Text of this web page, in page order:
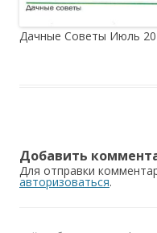
Дачные Советы Июль
Добавить
Для отправки
авторизоваться.